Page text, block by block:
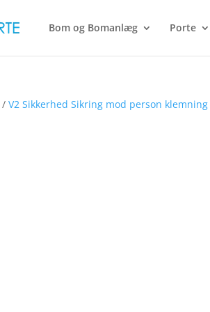
Bom og Bomanlæg Porte
/V2 Sikkerhed Sikring mod person klemning